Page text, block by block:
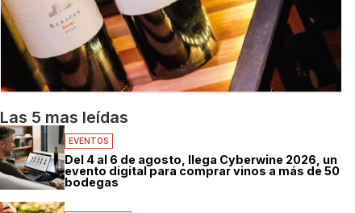
Las 5 mas leídas
EVENTOS
Del 4 al 6 de agosto, llega Cyberwine 2026, un
evento digital para comprar vinos a más de 50
bodegas